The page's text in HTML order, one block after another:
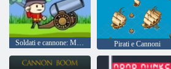
Soldati e cannone: Montagna Attacco Pirati e Cannoni